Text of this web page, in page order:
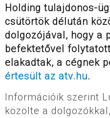
Holding tulajdonos-
csütörtök délután
dolgozójával, hogy a
befektetővel
elakadtak, a cégnek
értesült az atv.hu.
Információik szerint
közölte a